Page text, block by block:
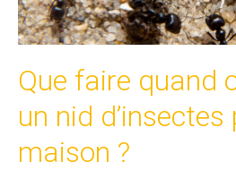
Que faire quand
un nid
maison ?